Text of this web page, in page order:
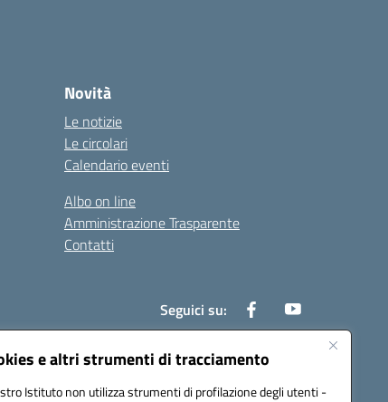
e altri strumenti di tracciamento
Istituto non utilizza strumenti di profilazione degli utenti -
Novità
Le notizie
Le circolari
Calendario eventi
Albo on line
Amministrazione Trasparente
Contatti
Seguici su: